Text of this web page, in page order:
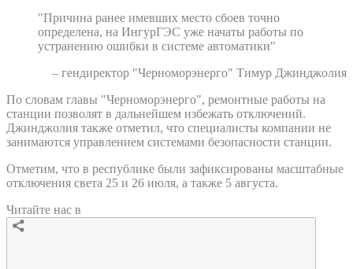
"Причина ранее имевших место сбоев точно
определена, на ИнгурГЭС уже начаты работы по
устранению ошибки в системе автоматики"
– гендиректор "Черноморэнерго" Тимур Джинджолия
По словам главы "Черноморэнерго", ремонтные работы на
станции позволят в дальнейшем избежать отключений.
Джинджолия также отметил, что специалисты компании не
занимаются управлением системами безопасности станции.
Отметим, что в республике были зафиксированы масштабные
отключения света 25 и 26 июля, а также 5 августа.
Читайте нас в